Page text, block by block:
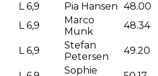
L 6,9
Pia Hansen 48.00
L 6,9
Marco
Munk
48.34
L 6,9
Stefan
Petersen
49.20
Sophie